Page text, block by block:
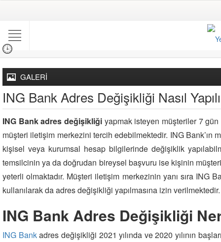
GALERİ
ING Bank Adres Değişikliği Nasıl
ING Bank adres değişikliği yapmak isteyen müşteriler 7
müşteri iletişim merkezini tercih edebilmektedir. ING Bank’ın
kişisel veya kurumsal hesap bilgilerinde değişiklik
temsilcinin ya da doğrudan bireysel başvuru ise kişinin
yeterli olmaktadır. Müşteri iletişim merkezinin yanı sıra ING
kullanılarak da adres değişikliği yapılmasına izin verilmektedir.
ING Bank Adres Değişikliği
ING Bankadres değişikliği 2021 yılında ve 2020 yılının